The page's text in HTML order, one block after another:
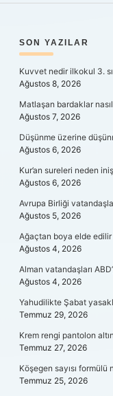
SON YAZILAR
Kuvvet nedir ilkokul 3.
Ağustos 8, 2026
Matlaşan bardaklar
Ağustos 7, 2026
Düşünme üzerine
Ağustos 6, 2026
Kur’an sureleri neden
Ağustos 6, 2026
Avrupa Birliği
Ağustos 5, 2026
Ağaçtan boya elde edilir
Ağustos 4, 2026
Alman vatandaşları
Ağustos 4, 2026
Yahudilikte Şabat
Temmuz 29, 2026
Krem rengi pantolon
Temmuz 27, 2026
Köşegen sayısı formülü
Temmuz 25, 2026